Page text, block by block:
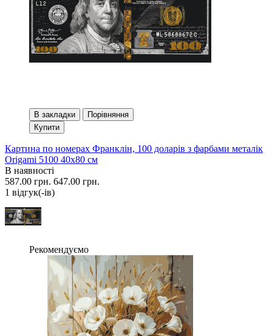
В закладки
Порівняння
Купити
Картина по номерах Франклін, 100 доларів з фарбами металік
Origami 5100 40x80 см
В наявності
587.00 грн. 647.00 грн.
1 вiдгук(-iв)
Рекомендуємо